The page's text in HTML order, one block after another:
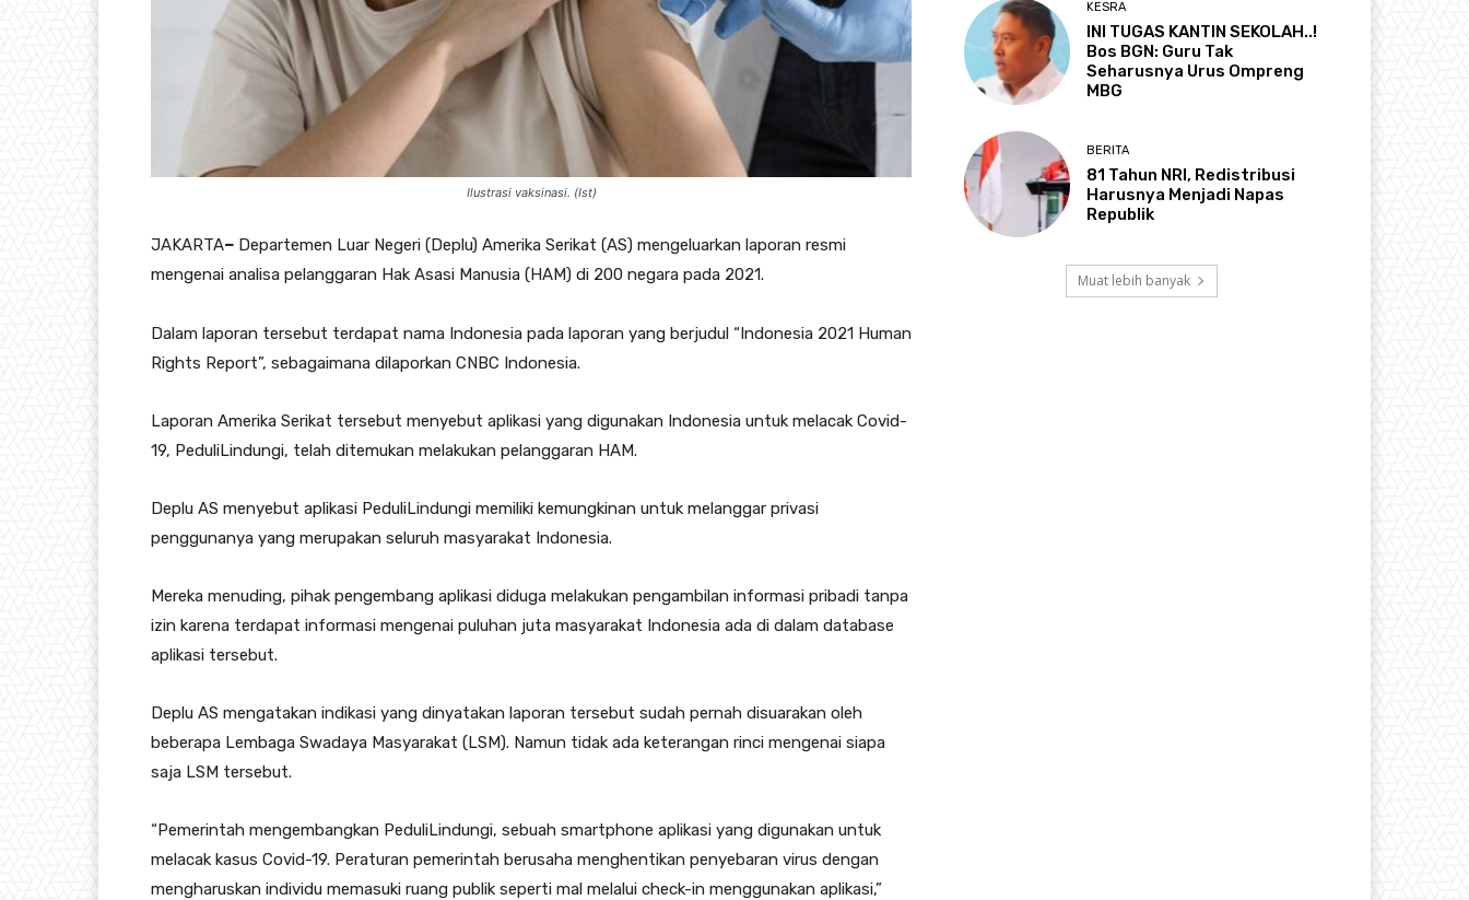
Ilustrasi vaksinasi. (Ist)
JAKARTA– Departemen Luar Negeri (Deplu) Amerika Serikat (AS) mengeluarkan laporan resmi
mengenai analisa pelanggaran Hak Asasi Manusia (HAM) di 200 negara pada 2021.
Dalam laporan tersebut terdapat nama Indonesia pada laporan yang berjudul “Indonesia 2021 Human
Rights Report”, sebagaimana dilaporkan CNBC Indonesia.
Laporan Amerika Serikat tersebut menyebut aplikasi yang digunakan Indonesia untuk melacak Covid-
19, PeduliLindungi, telah ditemukan melakukan pelanggaran HAM.
Deplu AS menyebut aplikasi PeduliLindungi memiliki kemungkinan untuk melanggar privasi
penggunanya yang merupakan seluruh masyarakat Indonesia.
Mereka menuding, pihak pengembang aplikasi diduga melakukan pengambilan informasi pribadi tanpa
izin karena terdapat informasi mengenai puluhan juta masyarakat Indonesia ada di dalam database
aplikasi tersebut.
Deplu AS mengatakan indikasi yang dinyatakan laporan tersebut sudah pernah disuarakan oleh
beberapa Lembaga Swadaya Masyarakat (LSM). Namun tidak ada keterangan rinci mengenai siapa
saja LSM tersebut.
“Pemerintah mengembangkan PeduliLindungi, sebuah smartphone aplikasi yang digunakan untuk
melacak kasus Covid-19. Peraturan pemerintah berusaha menghentikan penyebaran virus dengan
mengharuskan individu memasuki ruang publik seperti mal melalui check-in menggunakan aplikasi,”
KESRA
INI TUGAS KANTIN SEKOLAH..!
Bos BGN: Guru Tak
Seharusnya Urus Ompreng
MBG
BERITA
81 Tahun NRI, Redistribusi
Harusnya Menjadi Napas
Republik
Muat lebih banyak